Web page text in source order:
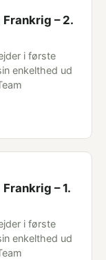
– 2.
i første
enkelthed ud
– 1.
i første
enkelthed ud